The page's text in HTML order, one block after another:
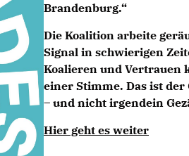
Brandenburg.“
Die Koalition arbeite
Signal in schwierigen
Koalieren und Vertrauen
einer Stimme. Das ist
– und nicht irgendein
Hier geht es weiter